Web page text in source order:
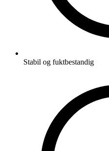
Stabil og fuktbestandig